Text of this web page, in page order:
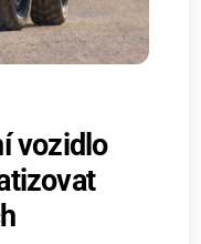
vozidlo